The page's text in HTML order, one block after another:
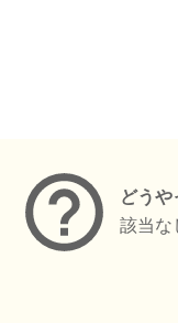
どうや
該当な